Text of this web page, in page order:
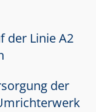
der Linie A2
der